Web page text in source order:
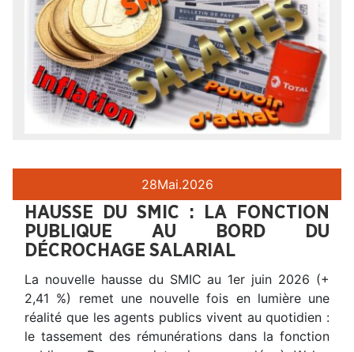
28Mai.2026
HAUSSE DU SMIC : LA FONCTION
PUBLIQUE AU BORD DU
DÉCROCHAGE SALARIAL
La nouvelle hausse du SMIC au 1er juin 2026 (+
2,41 %) remet une nouvelle fois en lumière une
réalité que les agents publics vivent au quotidien :
le tassement des rémunérations dans la fonction